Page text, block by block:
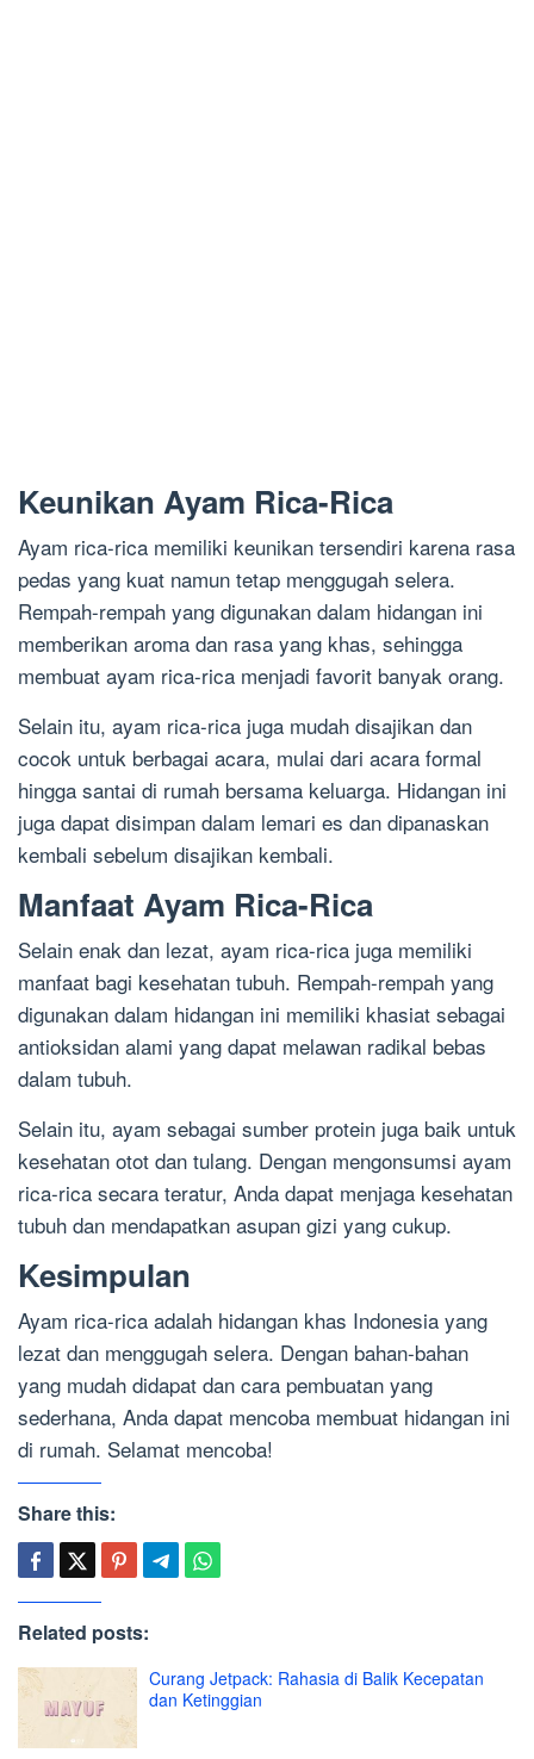
Keunikan Ayam Rica-Rica
Ayam rica-rica memiliki keunikan tersendiri karena rasa
pedas yang kuat namun tetap menggugah selera.
Rempah-rempah yang digunakan dalam hidangan ini
memberikan aroma dan rasa yang khas, sehingga
membuat ayam rica-rica menjadi favorit banyak orang.
Selain itu, ayam rica-rica juga mudah disajikan dan
cocok untuk berbagai acara, mulai dari acara formal
hingga santai di rumah bersama keluarga. Hidangan ini
juga dapat disimpan dalam lemari es dan dipanaskan
kembali sebelum disajikan kembali.
Manfaat Ayam Rica-Rica
Selain enak dan lezat, ayam rica-rica juga memiliki
manfaat bagi kesehatan tubuh. Rempah-rempah yang
digunakan dalam hidangan ini memiliki khasiat sebagai
antioksidan alami yang dapat melawan radikal bebas
dalam tubuh.
Selain itu, ayam sebagai sumber protein juga baik untuk
kesehatan otot dan tulang. Dengan mengonsumsi ayam
rica-rica secara teratur, Anda dapat menjaga kesehatan
tubuh dan mendapatkan asupan gizi yang cukup.
Kesimpulan
Ayam rica-rica adalah hidangan khas Indonesia yang
lezat dan menggugah selera. Dengan bahan-bahan
yang mudah didapat dan cara pembuatan yang
sederhana, Anda dapat mencoba membuat hidangan ini
di rumah. Selamat mencoba!
Share this:
Related posts:
Curang Jetpack: Rahasia di Balik Kecepatan
dan Ketinggian